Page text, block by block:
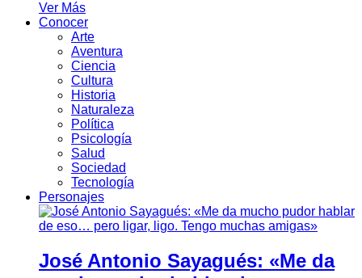
Ver Más
Conocer
Arte
Aventura
Ciencia
Cultura
Historia
Naturaleza
Política
Psicología
Salud
Sociedad
Tecnología
Personajes
José Antonio Sayagués: «Me da